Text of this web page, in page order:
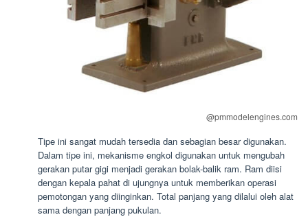
@pmmodelengines.com
Tipe ini sangat mudah tersedia dan sebagian besar digunakan.
Dalam tipe ini, mekanisme engkol digunakan untuk mengubah
gerakan putar gigi menjadi gerakan bolak-balik ram. Ram diisi
dengan kepala pahat di ujungnya untuk memberikan operasi
pemotongan yang diinginkan. Total panjang yang dilalui oleh alat
sama dengan panjang pukulan.